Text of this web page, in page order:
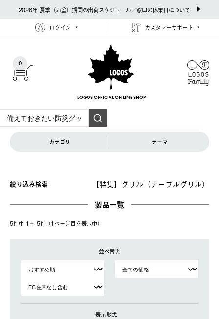
2026年 夏季（お盆）期間の出荷スケジュール／窓口の休業日について
ログイン カスタマーサポート
0
LOGOS OFFICIAL ONLINE SHOP
カテゴリ テーマ
絞り込み検索 【特集】グリル（テーブルグリル）
製品一覧
5件中 1〜 5件（1ページ⽬を表⽰中）
並べ替え
表示形式